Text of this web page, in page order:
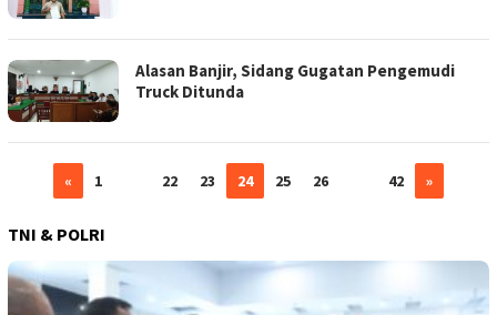
Alasan Banjir, Sidang Gugatan Pengemudi
Truck Ditunda
« 1 22 23 24 25 26 42 »
TNI & POLRI